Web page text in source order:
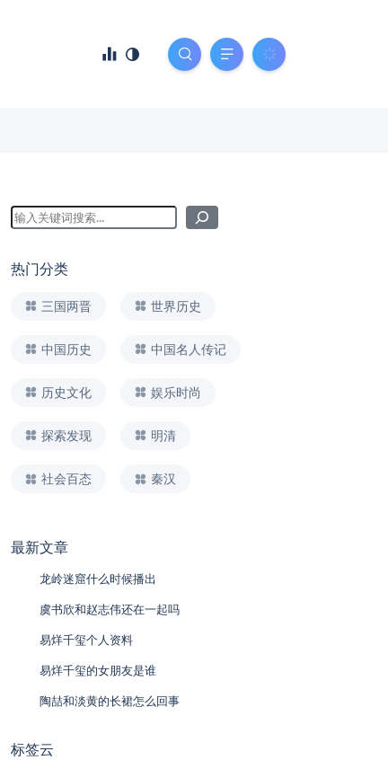
热门分类
三国两晋 世界历史
中国历史 中国名人传记
历史文化 娱乐时尚
探索发现 明清
社会百态 秦汉
最新文章
龙岭迷窟什么时候播出
虞书欣和赵志伟还在一起吗
易烊千玺个人资料
易烊千玺的女朋友是谁
陶喆和淡黄的长裙怎么回事
标签云